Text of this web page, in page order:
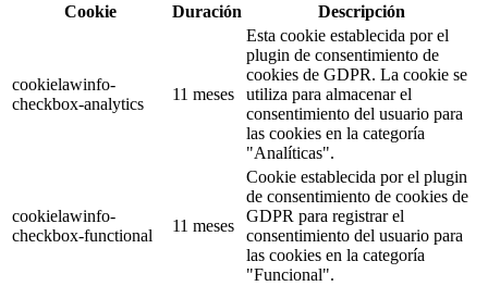
Cookie
Duración Descripción
cookielawinfo-
checkbox-analytics
11 meses
Esta cookie establecida por el
plugin de consentimiento de
cookies de GDPR. La cookie se
utiliza para almacenar el
consentimiento del usuario para
las cookies en la categoría
"Analíticas".
cookielawinfo-
checkbox-functional
11 meses
Cookie establecida por el plugin
de consentimiento de cookies de
GDPR para registrar el
consentimiento del usuario para
las cookies en la categoría
"Funcional".